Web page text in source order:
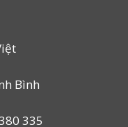
Bình
335